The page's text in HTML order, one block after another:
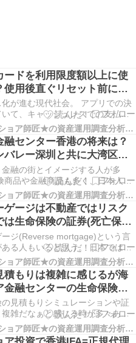
ードを利用限度額以上に使
使用後直ぐリセット前に支
復でき海外保険商品の引き
可能！
が進む現代社会。 アプリでの決
て、キャッシュレスでの支払い
増加している。 だが、高額な買
プリでは対応できず、クレジット
るだろう。 とは言え、クレジッ
に合わせて限度額が設定されて
★オフショア師匠★の資産運用調査分析ダイアリー
融センター香港の将来は？
バレー深圳と共に大湾区構
る飛躍が期待できる！
融の街とイメージする人が多
商品や金融商品も多く、日本人が
用するには最適な場所と言える
性ゆえに将来的に懸念を感じる
。 実際にはどうなのだろうか？ 出
金融システムを中国が崩壊させ
★オフショア師匠★の資産運用調査分析ダイアリー
ゲージは不動産ではリスク
は生命保険の証券(死亡保障
用可能！CTF Life社オンユ
事例！
ージ(Reverse mortgage)という言
る人もいると思う。 日本では所
を担保に銀行などの金融機関か
方法を指す。 だが、金融立国の
の保険証券（死亡保障額）を担
できるプランがあったり…
★オフショア師匠★の資産運用調査分析ダイアリー
積もりは複雑に感じるが海
金融センターの生命保険は
！利回りの差も顕著で金融
差大！
見積もりシミュレーションや証
雑だなぁと感じる時が多々あ
の生命保険の見積もりシミュレー
で分かりやすいものが多い。 賢
★オフショア師匠★の資産運用調査分析ダイアリー